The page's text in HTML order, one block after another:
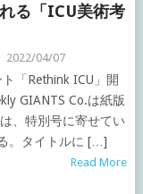
る「ICU美術考
2022/04/07
「Rethink ICU」開
GIANTS Co.は紙版
、特別号に寄せてい
。タイトルに […]
Read More